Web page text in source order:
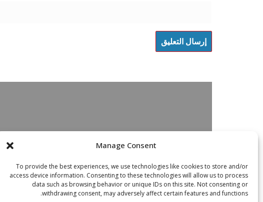
Manage Consent
To provide the best experiences, we use technologies like cookies to store and/or
access device information. Consenting to these technologies will allow us to process
data such as browsing behavior or unique IDs on this site. Not consenting or
withdrawing consent, may adversely affect certain features and functions.